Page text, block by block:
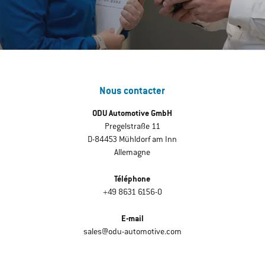
Nous contacter
ODU Automotive GmbH
Pregelstraße 11
D-84453 Mühldorf am Inn
Allemagne
Téléphone
+49 8631 6156-0
E-mail
sales@odu-automotive.com